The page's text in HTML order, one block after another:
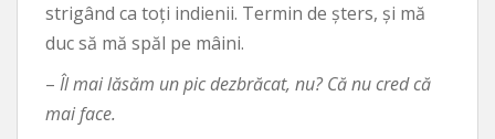
strigând ca toți indienii. Termin de șters, și mă
duc să mă spăl pe mâini.
– Îl mai lăsăm un pic dezbrăcat, nu? Că nu cred că
mai face.